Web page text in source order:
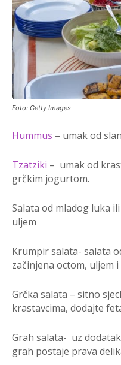
Foto: Getty Images
Hummus – umak od
Tzatziki – umak od
grčkim jogurtom.
Salata od mladog luka
uljem
Krumpir salata- salata
začinjena octom, uljem
Grčka salata – sitno
krastavcima, dodajte
Grah salata- uz
grah postaje prava